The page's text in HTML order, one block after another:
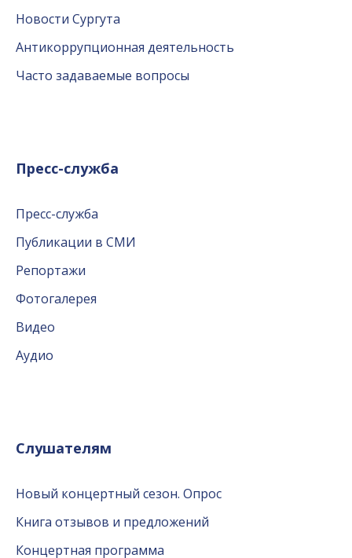
Новости Сургута
Антикоррупционная деятельность
Часто задаваемые вопросы
Пресс-служба
Пресс-служба
Публикации в СМИ
Репортажи
Фотогалерея
Видео
Аудио
Слушателям
Новый концертный сезон. Опрос
Книга отзывов и предложений
Концертная программа